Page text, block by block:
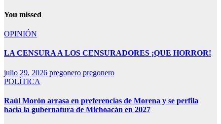
You missed
OPINIÓN
LA CENSURA A LOS CENSURADORES ¡QUE HORROR!
julio 29, 2026 pregonero pregonero
POLÍTICA
Raúl Morón arrasa en preferencias de Morena y se perfila
hacia la gubernatura de Michoacán en 2027